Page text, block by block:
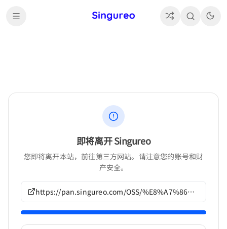
即将离开 Singureo
您即将离开本站，前往第三方网站。请注意您的账号和财
产安全。
https://pan.singureo.com/OSS/%E8%A7%86%E8%A7%89%E5%B0%8F%E8%AF%B4/%E3%81%AD%E3%81%93%E3%81%AD%E3%81%93%E3%82%BD%E3%83%95%E3%83%88%E4%BD%9C%E5%93%81/G567